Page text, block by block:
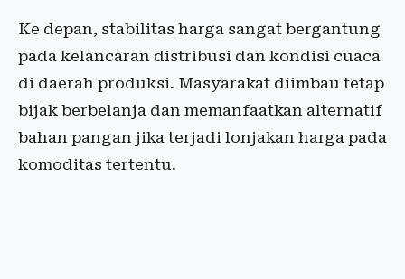
Ke depan, stabilitas harga sangat bergantung
pada kelancaran distribusi dan kondisi cuaca
di daerah produksi. Masyarakat diimbau tetap
bijak berbelanja dan memanfaatkan alternatif
bahan pangan jika terjadi lonjakan harga pada
komoditas tertentu.